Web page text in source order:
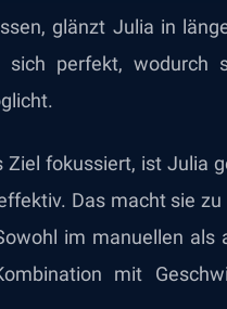
glänzt Julia in
sich perfekt, wodurch
fokussiert, ist Julia
Das macht sie
im manuellen
mit